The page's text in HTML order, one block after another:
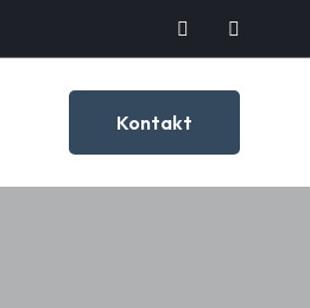
Kontakt